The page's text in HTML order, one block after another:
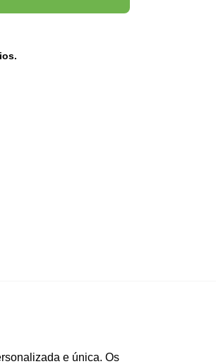
e única. Os